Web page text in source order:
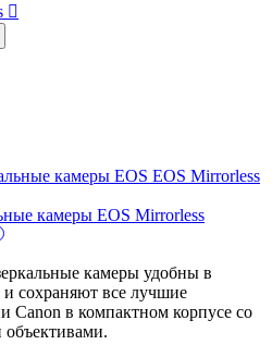

EOS Mirrorless
камеры EOS Mirrorless
камеры удобны в
и сохраняют все лучшие
Canon в компактном корпусе со